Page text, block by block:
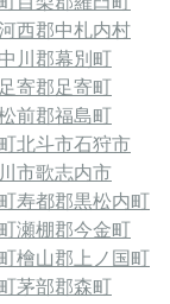
西郡中札内村
中川郡幕別町
足寄郡足寄町
前郡福島町
北斗市石狩市
市歌志内市
寿都郡黒松内町
瀬棚郡今金町
檜山郡上ノ国町
茅部郡森町